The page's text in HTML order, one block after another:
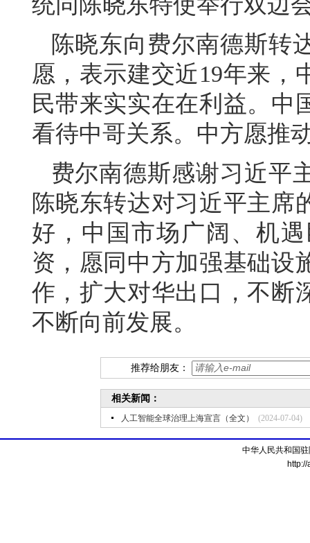
陈晓东向费尔南德斯转
愿，表示建交近19年来，
民带来实实在在利益。中
看待中哥关系。中方愿推
费尔南德斯感谢习近平
陈晓东转达对习近平主席
好，中国市场广阔、机
资，愿同中方加强基础设
作，扩大对华出口，不断
不断向前发展。
推荐给朋友：
相关新闻：
人工智能全球治理上海宣言（全文） (2024-07-04)
中华人民共和国